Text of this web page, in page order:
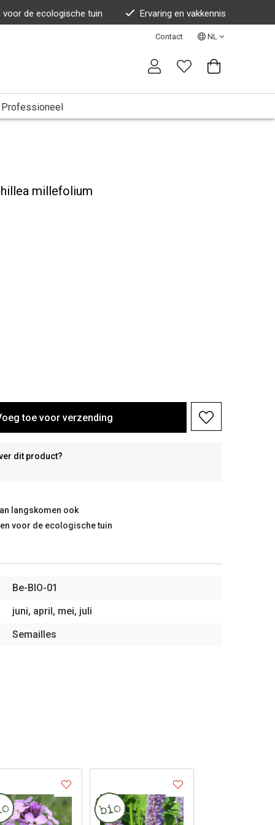
voor de ecologische tuin Ervaring en vakkennis
Contact NL
Professioneel
millefolium
toe voor verzending
dit product?
langskomen ook
voor de ecologische tuin
Be-BIO-01
juni, april, mei, juli
Semailles